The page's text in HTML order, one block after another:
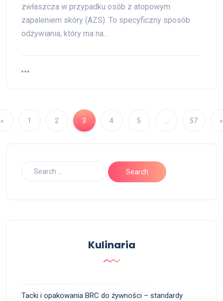
zwłaszcza w przypadku osób z atopowym
zapaleniem skóry (AZS). To specyficzny sposób
odżywiania, który ma na…
« 1 2 3 4 5 57 »
Kulinaria
Tacki i opakowania BRC do żywności – standardy